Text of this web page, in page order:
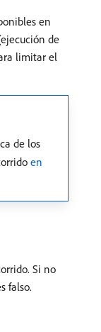
en
de
limitar el
de los
en
Si no
falso.